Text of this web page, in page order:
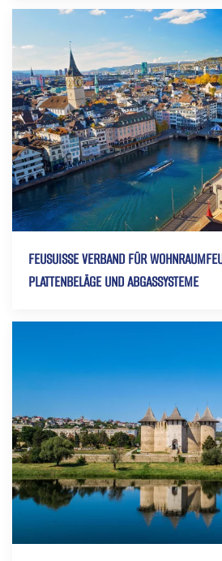
FEUSUISSE VERBAND FÜR
PLATTENBELÄGE UND ABGASSYSTEME